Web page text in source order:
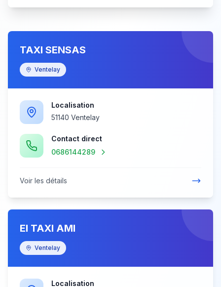
TAXI SENSAS
Ventelay
Localisation
51140 Ventelay
Contact direct
0686144289
Voir les détails
EI TAXI AMI
Ventelay
Localisation